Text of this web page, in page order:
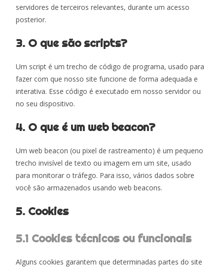
servidores de terceiros relevantes, durante um acesso
posterior.
3. O que são scripts?
Um script é um trecho de código de programa, usado para
fazer com que nosso site funcione de forma adequada e
interativa. Esse código é executado em nosso servidor ou
no seu dispositivo.
4. O que é um web beacon?
Um web beacon (ou pixel de rastreamento) é um pequeno
trecho invisível de texto ou imagem em um site, usado
para monitorar o tráfego. Para isso, vários dados sobre
você são armazenados usando web beacons.
5. Cookies
5.1 Cookies técnicos ou funcionais
Alguns cookies garantem que determinadas partes do site